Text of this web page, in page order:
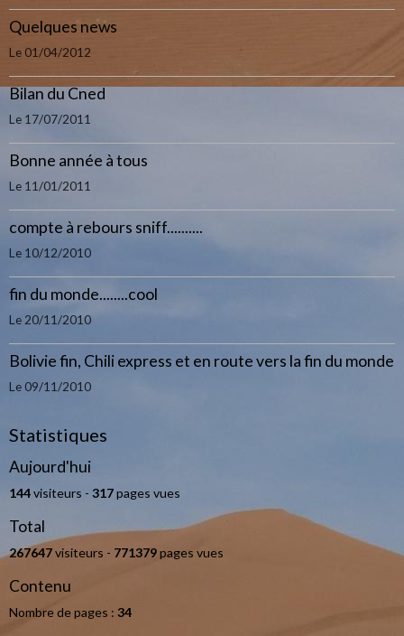
Quelques news
Le 01/04/2012
Bilan du Cned
Le 17/07/2011
Bonne année à tous
Le 11/01/2011
compte à rebours sniff..........
Le 10/12/2010
fin du monde........cool
Le 20/11/2010
Bolivie fin, Chili express et en route vers la fin du monde
Le 09/11/2010
Statistiques
Aujourd'hui
144visiteurs - 317pages vues
Total
267647visiteurs - 771379pages vues
Contenu
Nombre de pages : 34